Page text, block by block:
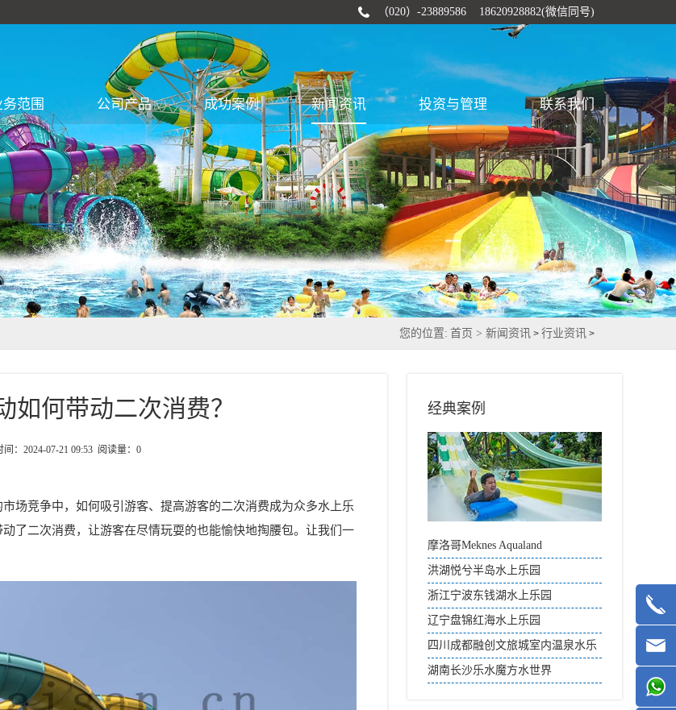
（020）-23889586 18620928882(微信同号)
务范围 公司产品 成功案例 新闻资讯 投资与管理 联系我们
您的位置: 首页 >新闻资讯 >行业资讯 >
如何带动二次消费？
：2024-07-21 09:53 阅读量： 0
场竞争中，如何吸引游客、提高游客的二次消费成为众多水上乐
了二次消费，让游客在尽情玩耍的也能愉快地掏腰包。让我们一
经典案例
摩洛哥Meknes Aqualand
洪湖悦兮半岛水上乐园
浙江宁波东钱湖水上乐园
辽宁盘锦红海水上乐园
四川成都融创文旅城室内温泉水乐
园
湖南长沙乐水魔方水世界